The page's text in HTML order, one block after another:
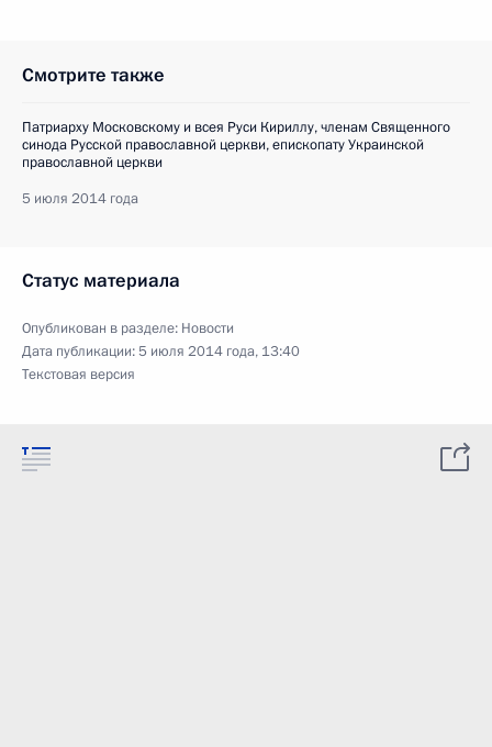
Смотрите также
Патриарху Московскому и всея Руси Кириллу, членам Священного
синода Русской православной церкви, епископату Украинской
православной церкви
5 июля 2014 года
Статус материала
Опубликован в разделе: Новости
Дата публикации:5 июля 2014 года, 13:40
Текстовая версия